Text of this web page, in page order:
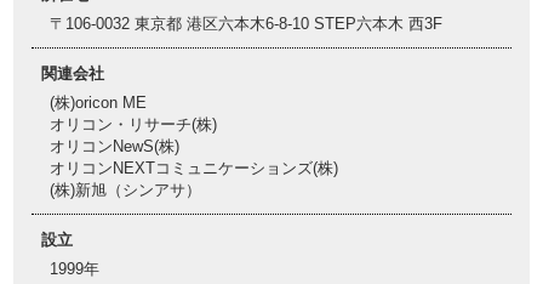
〒106-0032 東京都 港区六本木6-8-10 STEP六本木 西3F
関連会社
(株)oricon ME
オリコン・リサーチ(株)
オリコンNewS(株)
オリコンNEXTコミュニケーションズ(株)
(株)新旭​（シンアサ）
設立
1999年